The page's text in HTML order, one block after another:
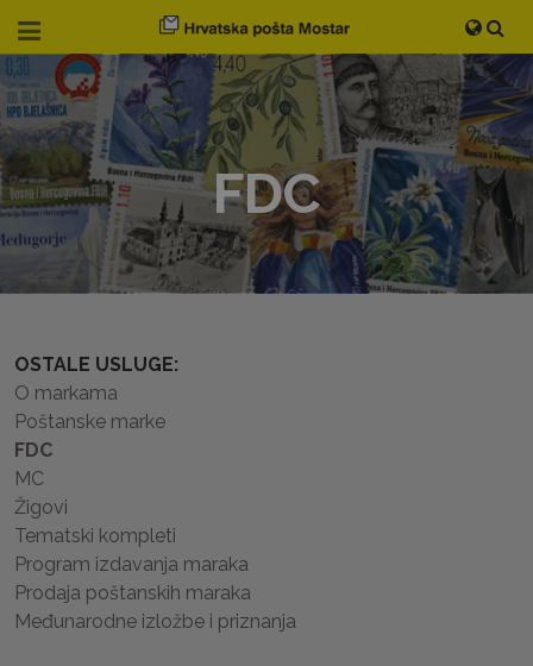
FDC
OSTALE USLUGE:
O markama
Poštanske marke
FDC
MC
Žigovi
Tematski kompleti
Program izdavanja maraka
Prodaja poštanskih maraka
Međunarodne izložbe i priznanja